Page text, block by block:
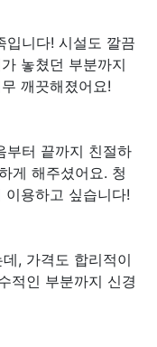
입니다! 시설도 깔끔
놓쳤던 부분까지
깨끗해졌어요!
부터 끝까지 친절하
게 해주셨어요. 청
용하고 싶습니다!
, 가격도 합리적이
적인 부분까지 신경